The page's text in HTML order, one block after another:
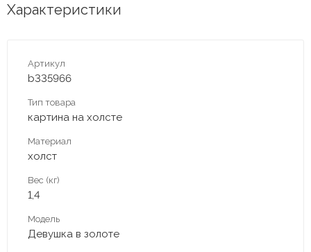
Характеристики
Артикул
b335966
Тип товара
картина на холсте
Материал
холст
Вес (кг)
1,4
Модель
Девушка в золоте